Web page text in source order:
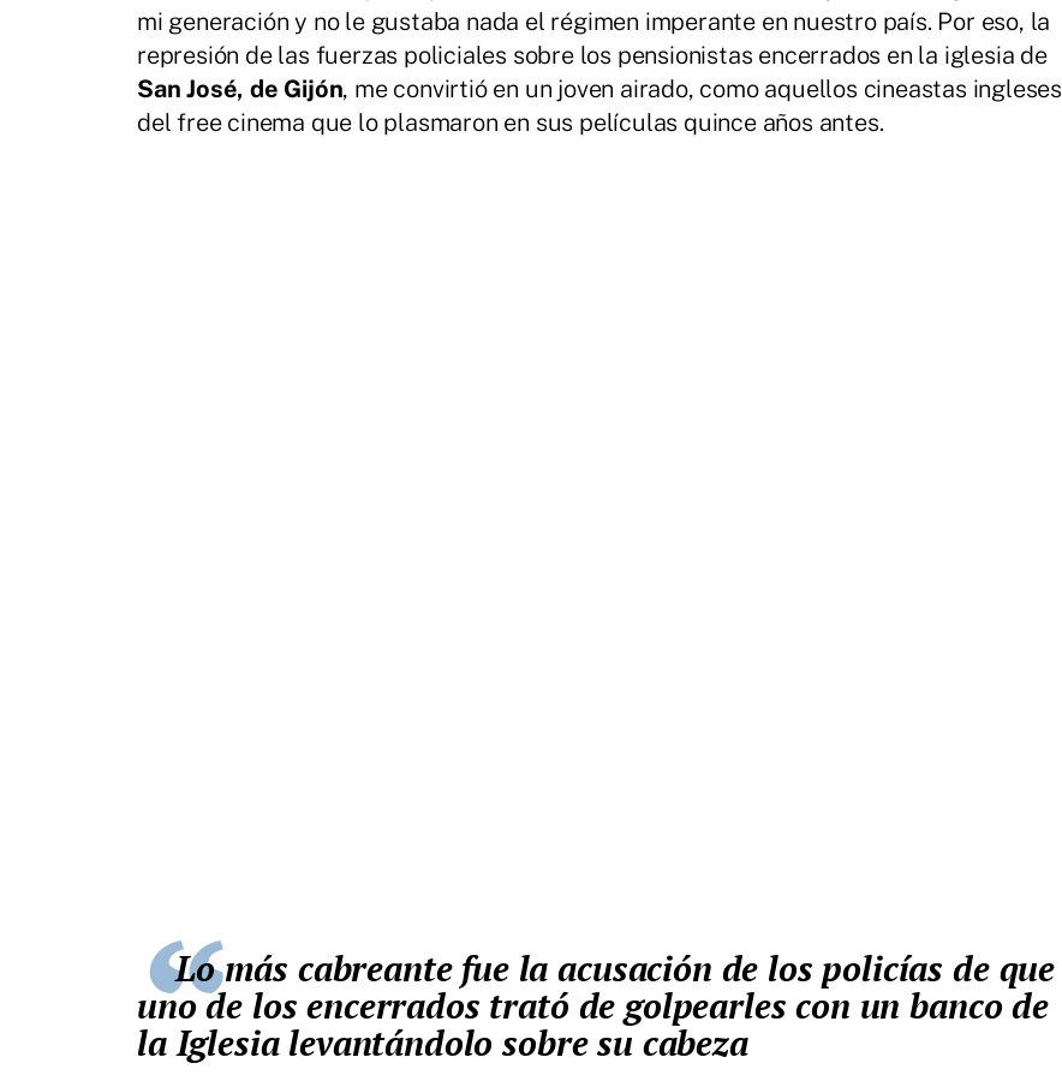
mi generación y no le gustaba nada el régimen imperante en nuestro país. Por eso, la
represión de las fuerzas policiales sobre los pensionistas encerrados en la iglesia de
San José, de Gijón, me convirtió en un joven airado, como aquellos cineastas ingleses
del free cinema que lo plasmaron en sus películas quince años antes.
Lo más cabreante fue la acusación de los policías de que
uno de los encerrados trató de golpearles con un banco de
la Iglesia levantándolo sobre su cabeza